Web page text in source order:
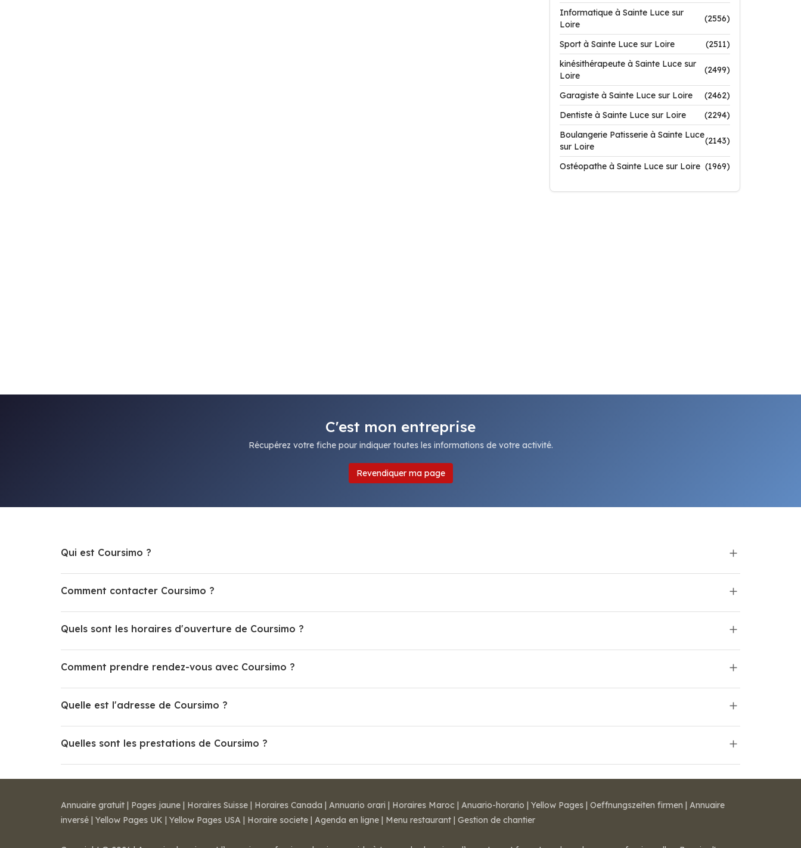
Informatique à Sainte Luce sur
Loire
(2556)
Sport à Sainte Luce sur Loire
(2511)
kinésithérapeute à Sainte Luce sur
Loire
(2499)
Garagiste à Sainte Luce sur Loire
(2462)
Dentiste à Sainte Luce sur Loire
(2294)
Boulangerie Patisserie à Sainte Luce
sur Loire
(2143)
Ostéopathe à Sainte Luce sur Loire (1969)
C'est mon entreprise
Récupérez votre fiche pour indiquer toutes les informations de votre activité.
Revendiquer ma page
Qui est Coursimo ?
Comment contacter Coursimo ?
Quels sont les horaires d'ouverture de Coursimo ?
Comment prendre rendez-vous avec Coursimo ?
Quelle est l'adresse de Coursimo ?
Quelles sont les prestations de Coursimo ?
Annuaire gratuit | Pages jaune | Horaires Suisse | Horaires Canada | Annuario orari | Horaires Maroc | Anuario-horario | Yellow Pages | Oeffnungszeiten firmen | Annuaire
inversé | Yellow Pages UK | Yellow Pages USA | Horaire societe | Agenda en ligne | Menu restaurant | Gestion de chantier